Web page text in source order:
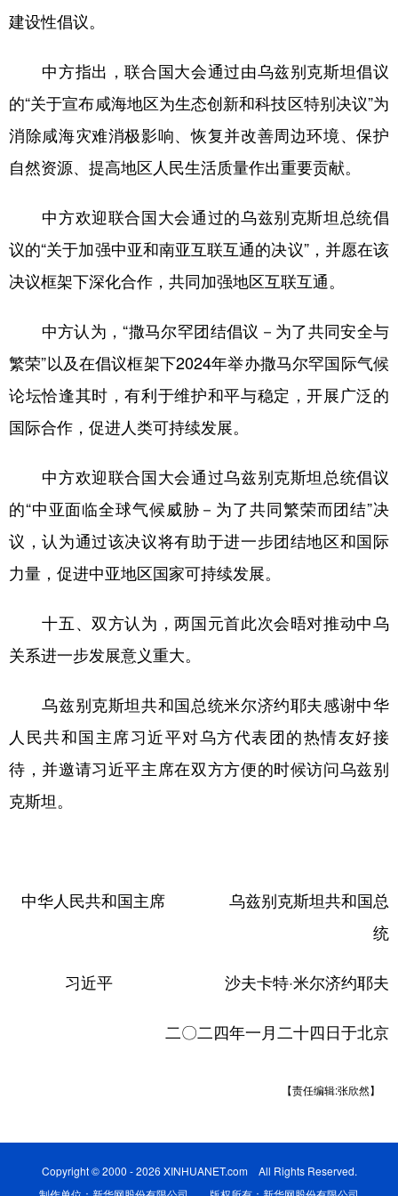
建设性倡议。
中方指出，联合国大会通过由乌兹别克斯坦倡议
的“关于宣布咸海地区为生态创新和科技区特别决议”为
消除咸海灾难消极影响、恢复并改善周边环境、保护
自然资源、提高地区人民生活质量作出重要贡献。
中方欢迎联合国大会通过的乌兹别克斯坦总统倡
议的“关于加强中亚和南亚互联互通的决议”，并愿在该
决议框架下深化合作，共同加强地区互联互通。
中方认为，“撒马尔罕团结倡议－为了共同安全与
繁荣”以及在倡议框架下2024年举办撒马尔罕国际气候
论坛恰逢其时，有利于维护和平与稳定，开展广泛的
国际合作，促进人类可持续发展。
中方欢迎联合国大会通过乌兹别克斯坦总统倡议
的“中亚面临全球气候威胁－为了共同繁荣而团结”决
议，认为通过该决议将有助于进一步团结地区和国际
力量，促进中亚地区国家可持续发展。
十五、双方认为，两国元首此次会晤对推动中乌
关系进一步发展意义重大。
乌兹别克斯坦共和国总统米尔济约耶夫感谢中华
人民共和国主席习近平对乌方代表团的热情友好接
待，并邀请习近平主席在双方方便的时候访问乌兹别
克斯坦。
中华人民共和国主席 乌兹别克斯坦共和国总
统
习近平 沙夫卡特·米尔济约耶夫
二〇二四年一月二十四日于北京
【责任编辑:张欣然】
Copyright © 2000 - 2026 XINHUANET.com All Rights Reserved.